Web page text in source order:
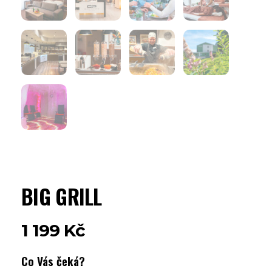
BIG GRILL
1 199 Kč
Co Vás čeká?